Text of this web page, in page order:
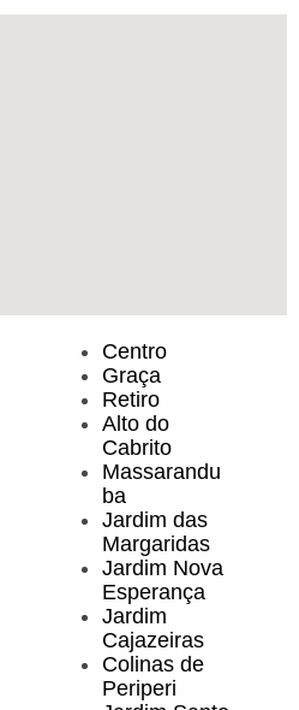
Centro
Graça
Retiro
Alto do
Cabrito
Massarandu
ba
Jardim das
Margaridas
Jardim Nova
Esperança
Jardim
Cajazeiras
Colinas de
Periperi